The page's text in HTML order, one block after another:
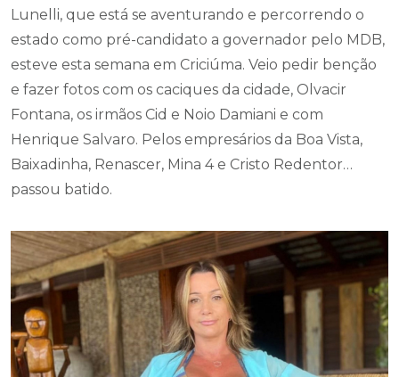
Lunelli, que está se aventurando e percorrendo o
estado como pré-candidato a governador pelo MDB,
esteve esta semana em Criciúma. Veio pedir benção
e fazer fotos com os caciques da cidade, Olvacir
Fontana, os irmãos Cid e Noio Damiani e com
Henrique Salvaro. Pelos empresários da Boa Vista,
Baixadinha, Renascer, Mina 4 e Cristo Redentor…
passou batido.